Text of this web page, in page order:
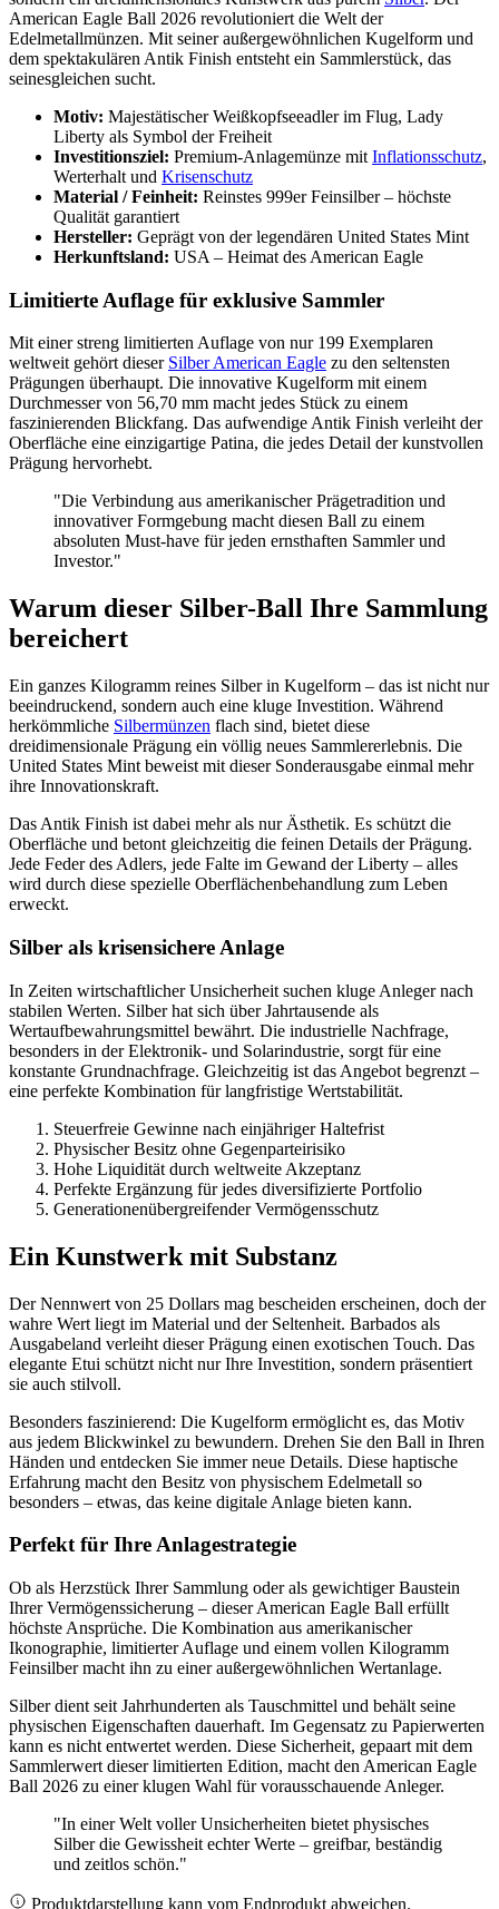
American Eagle Ball 2026 revolutioniert die Welt der
Edelmetallmünzen. Mit seiner außergewöhnlichen Kugelform und
dem spektakulären Antik Finish entsteht ein Sammlerstück, das
seinesgleichen sucht.
Motiv: Majestätischer Weißkopfseeadler im Flug, Lady
Liberty als Symbol der Freiheit
Investitionsziel: Premium-Anlagemünze mit Inflationsschutz,
Werterhalt und Krisenschutz
Material / Feinheit: Reinstes 999er Feinsilber – höchste
Qualität garantiert
Hersteller: Geprägt von der legendären United States Mint
Herkunftsland: USA – Heimat des American Eagle
Limitierte Auflage für exklusive Sammler
Mit einer streng limitierten Auflage von nur 199 Exemplaren
weltweit gehört dieser Silber American Eagle zu den seltensten
Prägungen überhaupt. Die innovative Kugelform mit einem
Durchmesser von 56,70 mm macht jedes Stück zu einem
faszinierenden Blickfang. Das aufwendige Antik Finish verleiht der
Oberfläche eine einzigartige Patina, die jedes Detail der kunstvollen
Prägung hervorhebt.
"Die Verbindung aus amerikanischer Prägetradition und
innovativer Formgebung macht diesen Ball zu einem
absoluten Must-have für jeden ernsthaften Sammler und
Investor."
Warum dieser Silber-Ball Ihre Sammlung
bereichert
Ein ganzes Kilogramm reines Silber in Kugelform – das ist nicht nur
beeindruckend, sondern auch eine kluge Investition. Während
herkömmliche Silbermünzen flach sind, bietet diese
dreidimensionale Prägung ein völlig neues Sammlererlebnis. Die
United States Mint beweist mit dieser Sonderausgabe einmal mehr
ihre Innovationskraft.
Das Antik Finish ist dabei mehr als nur Ästhetik. Es schützt die
Oberfläche und betont gleichzeitig die feinen Details der Prägung.
Jede Feder des Adlers, jede Falte im Gewand der Liberty – alles
wird durch diese spezielle Oberflächenbehandlung zum Leben
erweckt.
Silber als krisensichere Anlage
In Zeiten wirtschaftlicher Unsicherheit suchen kluge Anleger nach
stabilen Werten. Silber hat sich über Jahrtausende als
Wertaufbewahrungsmittel bewährt. Die industrielle Nachfrage,
besonders in der Elektronik- und Solarindustrie, sorgt für eine
konstante Grundnachfrage. Gleichzeitig ist das Angebot begrenzt –
eine perfekte Kombination für langfristige Wertstabilität.
Steuerfreie Gewinne nach einjähriger Haltefrist
Physischer Besitz ohne Gegenparteirisiko
Hohe Liquidität durch weltweite Akzeptanz
Perfekte Ergänzung für jedes diversifizierte Portfolio
Generationenübergreifender Vermögensschutz
Ein Kunstwerk mit Substanz
Der Nennwert von 25 Dollars mag bescheiden erscheinen, doch der
wahre Wert liegt im Material und der Seltenheit. Barbados als
Ausgabeland verleiht dieser Prägung einen exotischen Touch. Das
elegante Etui schützt nicht nur Ihre Investition, sondern präsentiert
sie auch stilvoll.
Besonders faszinierend: Die Kugelform ermöglicht es, das Motiv
aus jedem Blickwinkel zu bewundern. Drehen Sie den Ball in Ihren
Händen und entdecken Sie immer neue Details. Diese haptische
Erfahrung macht den Besitz von physischem Edelmetall so
besonders – etwas, das keine digitale Anlage bieten kann.
Perfekt für Ihre Anlagestrategie
Ob als Herzstück Ihrer Sammlung oder als gewichtiger Baustein
Ihrer Vermögenssicherung – dieser American Eagle Ball erfüllt
höchste Ansprüche. Die Kombination aus amerikanischer
Ikonographie, limitierter Auflage und einem vollen Kilogramm
Feinsilber macht ihn zu einer außergewöhnlichen Wertanlage.
Silber dient seit Jahrhunderten als Tauschmittel und behält seine
physischen Eigenschaften dauerhaft. Im Gegensatz zu Papierwerten
kann es nicht entwertet werden. Diese Sicherheit, gepaart mit dem
Sammlerwert dieser limitierten Edition, macht den American Eagle
Ball 2026 zu einer klugen Wahl für vorausschauende Anleger.
"In einer Welt voller Unsicherheiten bietet physisches
Silber die Gewissheit echter Werte – greifbar, beständig
und zeitlos schön."
Produktdarstellung kann vom Endprodukt abweichen.